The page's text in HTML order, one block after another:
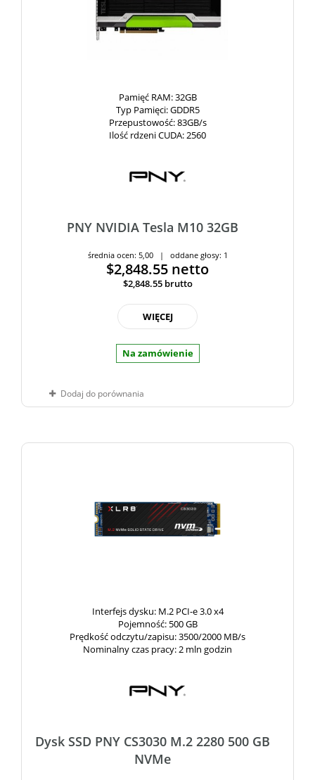
Pamięć RAM: 32GB
Typ Pamięci: GDDR5
Przepustowość: 83GB/s
Ilość rdzeni CUDA: 2560
PNY NVIDIA Tesla M10 32GB
średnia ocen: 5,00 | oddane głosy: 1
$2,848.55 netto
$2,848.55 brutto
WIĘCEJ
Na zamówienie
Dodaj do porównania
Interfejs dysku: M.2 PCI-e 3.0 x4
Pojemność: 500 GB
Prędkość odczytu/zapisu: 3500/2000 MB/s
Nominalny czas pracy: 2 mln godzin
Dysk SSD PNY CS3030 M.2 2280 500 GB
NVMe